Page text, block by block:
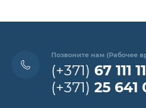
Позвоните нам (Рабочее
(+371) 67 111
(+371) 25 641